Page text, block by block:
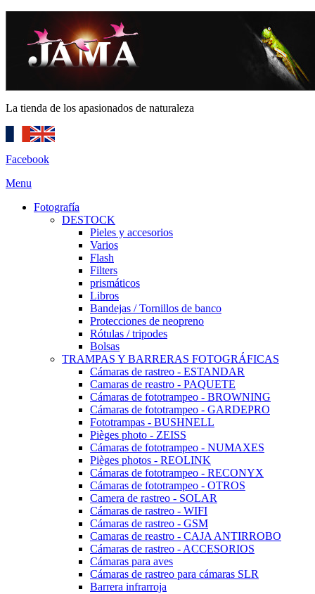
La tienda de los apasionados de naturaleza
Facebook
Menu
Fotografía
DESTOCK
Pieles y accesorios
Varios
Flash
Filters
prismáticos
Libros
Bandejas / Tornillos de banco
Protecciones de neopreno
Rótulas / tripodes
Bolsas
TRAMPAS Y BARRERAS FOTOGRÁFICAS
Cámaras de rastreo - ESTANDAR
Camaras de reastro - PAQUETE
Cámaras de fototrampeo - BROWNING
Cámaras de fototrampeo - GARDEPRO
Fototrampas - BUSHNELL
Pièges photo - ZEISS
Cámaras de fototrampeo - NUMAXES
Pièges photos - REOLINK
Cámaras de fototrampeo - RECONYX
Cámaras de fototrampeo - OTROS
Camera de rastreo - SOLAR
Cámaras de rastreo - WIFI
Cámaras de rastreo - GSM
Camaras de reastro - CAJA ANTIRROBO
Cámaras de rastreo - ACCESORIOS
Cámaras para aves
Cámaras de rastreo para cámaras SLR
Barrera infrarroja